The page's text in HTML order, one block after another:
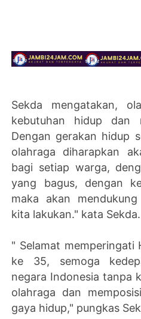
Sekda mengatakan,
kebutuhan hidup dan
Dengan gerakan hidup
olahraga diharapkan
bagi setiap warga,
yang bagus, dengan
maka akan
kita lakukan." kata Sekda.
" Selamat memperingati
ke 35, semoga
negara Indonesia tanpa
olahraga dan
gaya hidup," pungkas